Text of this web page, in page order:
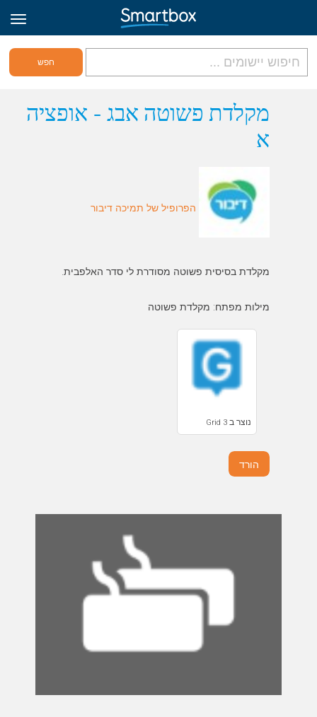
גריד אונליין
מקלדת פשוטה אבג - אופציה
א
הפרופיל של תמיכה דיבור
מילות מפתח: מקלדת פשוטה
נוצר ב Grid 3
הורד